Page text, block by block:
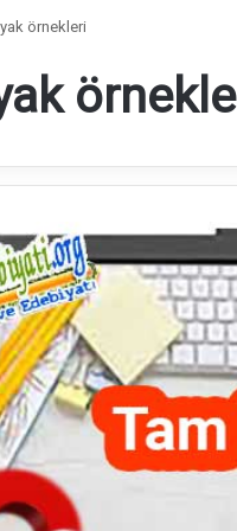
örnekleri